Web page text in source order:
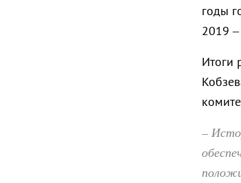
годы
2019
Итоги
–